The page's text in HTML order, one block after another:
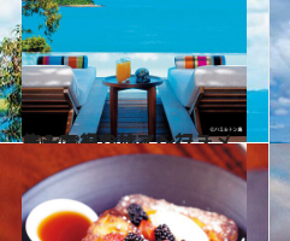
2014.3.7
オーストラリアへ行こう！お得な旅インフォメーション
旅＆お出かけ